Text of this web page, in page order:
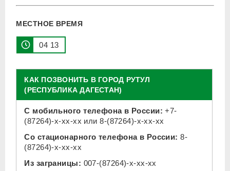
МЕСТНОЕ ВРЕМЯ
04 13
КАК ПОЗВОНИТЬ В ГОРОД РУТУЛ
(РЕСПУБЛИКА ДАГЕСТАН)
С мобильного телефона в России: +7-
(87264)-x-xx-xx или8-(87264)-x-xx-xx
Со стационарного телефона в России: 8-
(87264)-x-xx-xx
Из заграницы: 007-(87264)-x-xx-xx